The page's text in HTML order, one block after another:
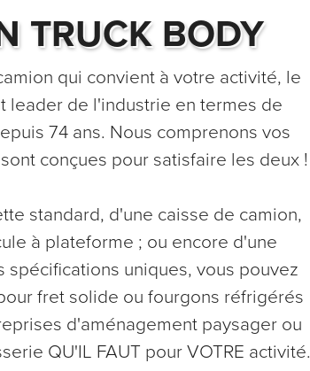
TRUCK BODY
qui convient à votre activité, le
leader de l'industrie en termes de
74 ans. Nous comprenons vos
conçues pour satisfaire les deux !
standard, d'une caisse de camion,
à plateforme ; ou encore d'une
uniques, vous pouvez
fret solide ou fourgons réfrigérés
d'aménagement paysager ou
QU'IL FAUT pour VOTRE activité.